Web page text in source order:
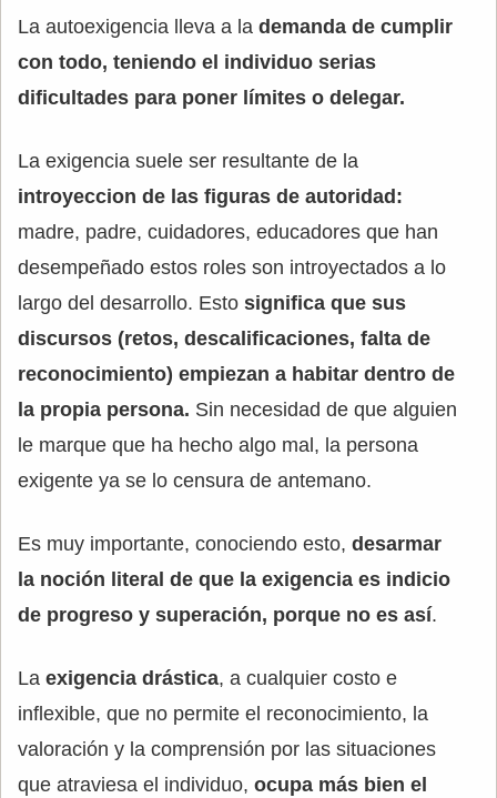
La autoexigencia lleva a la demanda de cumplir
con todo, teniendo el individuo serias
dificultades para poner límites o delegar.
La exigencia suele ser resultante de la
introyeccion de las figuras de autoridad:
madre, padre, cuidadores, educadores que han
desempeñado estos roles son introyectados a lo
largo del desarrollo. Esto significa que sus
discursos (retos, descalificaciones, falta de
reconocimiento) empiezan a habitar dentro de
la propia persona. Sin necesidad de que alguien
le marque que ha hecho algo mal, la persona
exigente ya se lo censura de antemano.
Es muy importante, conociendo esto, desarmar
la noción literal de que la exigencia es indicio
de progreso y superación, porque no es así.
La exigencia drástica, a cualquier costo e
inflexible, que no permite el reconocimiento, la
valoración y la comprensión por las situaciones
que atraviesa el individuo, ocupa más bien el